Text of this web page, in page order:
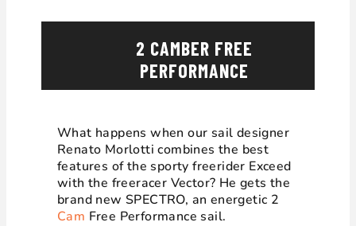
2 CAMBER FREE
PERFORMANCE
What happens when our sail designer
Renato Morlotti combines the best
features of the sporty freerider Exceed
with the freeracer Vector? He gets the
brand new SPECTRO, an energetic 2
Cam Free Performance sail.